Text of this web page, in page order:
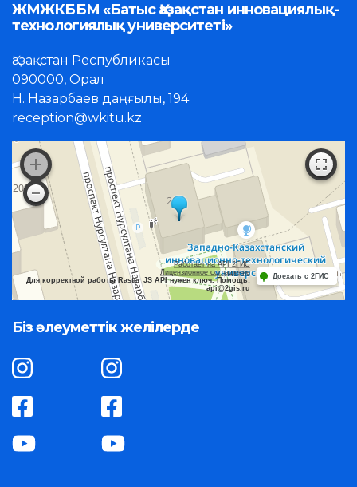
ЖМЖКББМ «Батыс Қазақстан инновациялық-
технологиялық университеті»
Қазақстан Республикасы
090000, Орал
Н. Назарбаев даңғылы, 194
reception@wkitu.kz
Работает на API 2ГИС
Лицензионное соглашение
Для корректной работы Raster JS API нужен ключ. Помощь:
api@2gis.ru
Доехать с 2ГИС
Біз әлеуметтік желілерде